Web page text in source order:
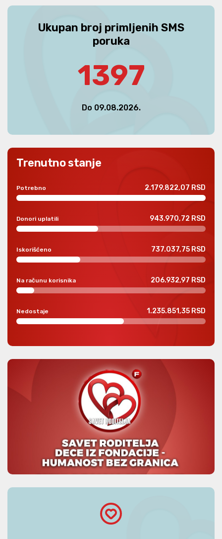
Ukupan broj primljenih SMS
poruka
1397
Do 09.08.2026.
Trenutno stanje
Potrebno 2.179.822,07 RSD
Donori uplatili 943.970,72 RSD
Iskorišćeno 737.037,75 RSD
Na računu korisnika 206.932,97 RSD
Nedostaje 1.235.851,35 RSD